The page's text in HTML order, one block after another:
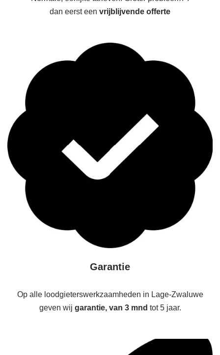
dan eerst een vrijblijvende offerte
Garantie
Op alle loodgieterswerkzaamheden in Lage-Zwaluwe
geven wij garantie, van 3 mnd tot 5 jaar.